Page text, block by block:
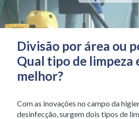
Divisão por área ou
Qual tipo de limpeza
melhor?
Com as inovações no campo da
desinfecção, surgem dois tipos de